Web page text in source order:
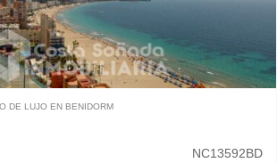
DE LUJO EN BENIDORM
NC13592BD